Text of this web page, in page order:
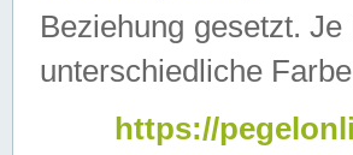
Beziehung gesetzt.
unterschiedliche
https://